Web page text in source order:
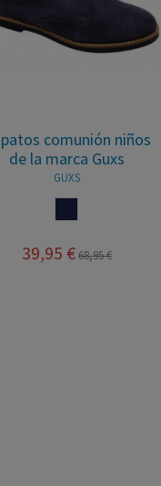
comunión niños
de la marca Guxs
GUXS
39,95 €68,95 €